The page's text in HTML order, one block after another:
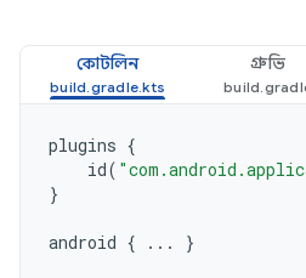
কোটলিন গ্রুভি
plugins {
id(
}
android { ... }